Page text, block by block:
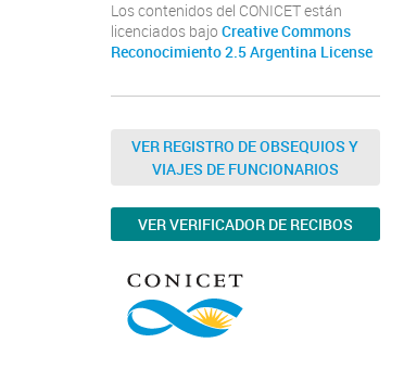
Los contenidos del CONICET están
licenciados bajo Creative Commons
Reconocimiento 2.5 Argentina License
VER REGISTRO DE OBSEQUIOS Y
VIAJES DE FUNCIONARIOS
VER VERIFICADOR DE RECIBOS